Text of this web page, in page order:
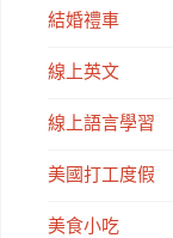
結婚禮車
線上英文
線上語言學習
美國打工度假
美食小吃